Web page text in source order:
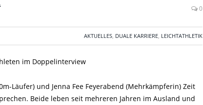
0
AKTUELLES, DUALE KARRIERE, LEICHTATHLETIK
im Doppelinterview
Läufer) und Jenna Fee Feyerabend (Mehrkämpferin) Zeit
Beide leben seit mehreren Jahren im Ausland und